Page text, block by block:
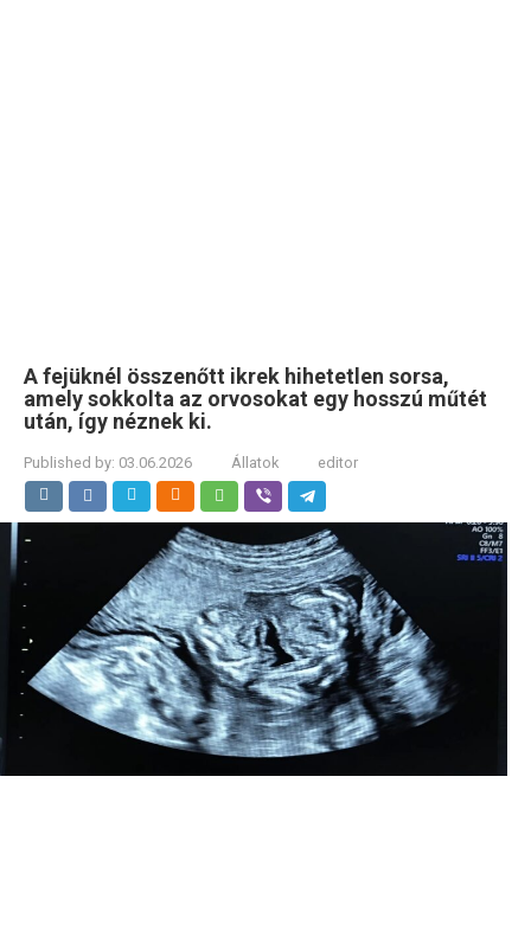
A fejüknél összenőtt ikrek hihetetlen sorsa,
amely sokkolta az orvosokat egy hosszú műtét
után, így néznek ki.
Published by: 03.06.2026 Állatok editor